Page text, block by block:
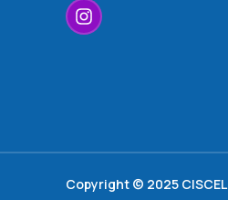
Copyright © 2025 CISCEL